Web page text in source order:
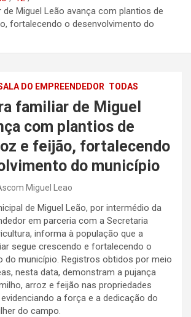
Miguel Leão avança com plantios de
fortalecendo o desenvolvimento do
DO EMPREENDEDOR TODAS
familiar de Miguel
com plantios de
e feijão, fortalecendo
do município
Miguel Leao
de Miguel Leão, por intermédio da
em parceria com a Secretaria
informa à população que a
segue crescendo e fortalecendo o
do município. Registros obtidos por meio
nesta data, demonstram a pujança
arroz e feijão nas propriedades
a força e a dedicação do
do campo.